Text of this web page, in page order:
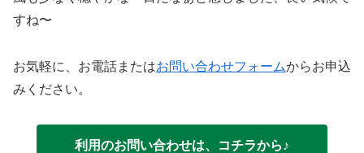
すね〜
お気軽に、お電話またはお問い合わせフォームからお申込
みください。
利用のお問い合わせは、コチラから♪